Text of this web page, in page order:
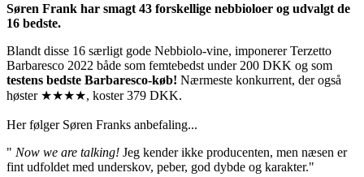
Søren Frank har smagt 43 forskellige nebbioloer og udvalgt de
16 bedste.
Blandt disse 16 særligt gode Nebbiolo-vine, imponerer Terzetto
Barbaresco 2022 både som femtebedst under 200 DKK og som
testens bedste Barbaresco-køb! Nærmeste konkurrent, der også
høster ★★★★, koster 379 DKK.
Her følger Søren Franks anbefaling...
" Now we are talking! Jeg kender ikke producenten, men næsen er
fint udfoldet med underskov, peber, god dybde og karakter."